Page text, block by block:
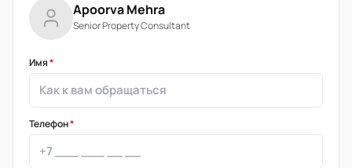
Apoorva Mehra
Senior Property Consultant
Имя*
Телефон*